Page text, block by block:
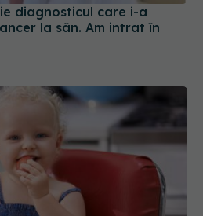
diagnosticul care i-a
la sân. Am intrat în